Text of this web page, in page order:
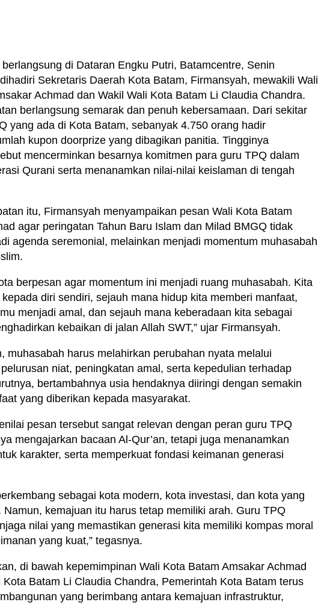
di Dataran Engku Putri, Batamcentre, Senin
Sekretaris Daerah Kota Batam, Firmansyah, mewakili Wali
Achmad dan Wakil Wali Kota Batam Li Claudia Chandra.
berlangsung semarak dan penuh kebersamaan. Dari sekitar
yang ada di Kota Batam, sebanyak 4.750 orang hadir
kupon doorprize yang dibagikan panitia. Tingginya
mencerminkan besarnya komitmen para guru TPQ dalam
Qurani serta menanamkan nilai-nilai keislaman di tengah
itu, Firmansyah menyampaikan pesan Wali Kota Batam
agar peringatan Tahun Baru Islam dan Milad BMGQ tidak
agenda seremonial, melainkan menjadi momentum muhasabah
berpesan agar momentum ini menjadi ruang muhasabah. Kita
diri sendiri, sejauh mana hidup kita memberi manfaat,
menjadi amal, dan sejauh mana keberadaan kita sebagai
kebaikan di jalan Allah SWT,” ujar Firmansyah.
muhasabah harus melahirkan perubahan nyata melalui
niat, peningkatan amal, serta kepedulian terhadap
bertambahnya usia hendaknya diiringi dengan semakin
yang diberikan kepada masyarakat.
pesan tersebut sangat relevan dengan peran guru TPQ
mengajarkan bacaan Al-Qur’an, tetapi juga menanamkan
karakter, serta memperkuat fondasi keimanan generasi
sebagai kota modern, kota investasi, dan kota yang
Namun, kemajuan itu harus tetap memiliki arah. Guru TPQ
nilai yang memastikan generasi kita memiliki kompas moral
yang kuat,” tegasnya.
di bawah kepemimpinan Wali Kota Batam Amsakar Achmad
Kota Batam Li Claudia Chandra, Pemerintah Kota Batam terus
yang berimbang antara kemajuan infrastruktur,